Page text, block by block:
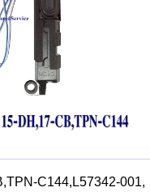
C144,L57342-001,